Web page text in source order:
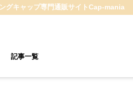
グキャップ専門通販サイトCap-mania
記事一覧